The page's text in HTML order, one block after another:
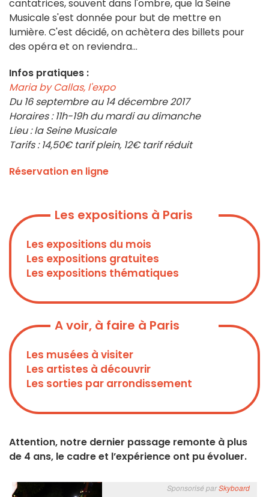
cantatrices, souvent dans l'ombre, que la Seine
Musicale s'est donnée pour but de mettre en
lumière. C'est décidé, on achètera des billets pour
des opéra et on reviendra...
Infos pratiques :
Maria by Callas, l'expo
Du 16 septembre au 14 décembre 2017
Horaires : 11h-19h du mardi au dimanche
Lieu : la Seine Musicale
Tarifs : 14,50€ tarif plein, 12€ tarif réduit
Réservation en ligne
Les expositions à Paris
Les expositions du mois
Les expositions gratuites
Les expositions thématiques
A voir, à faire à Paris
Les musées à visiter
Les artistes à découvrir
Les sorties par arrondissement
Attention, notre dernier passage remonte à plus
de 4 ans, le cadre et l’expérience ont pu évoluer.